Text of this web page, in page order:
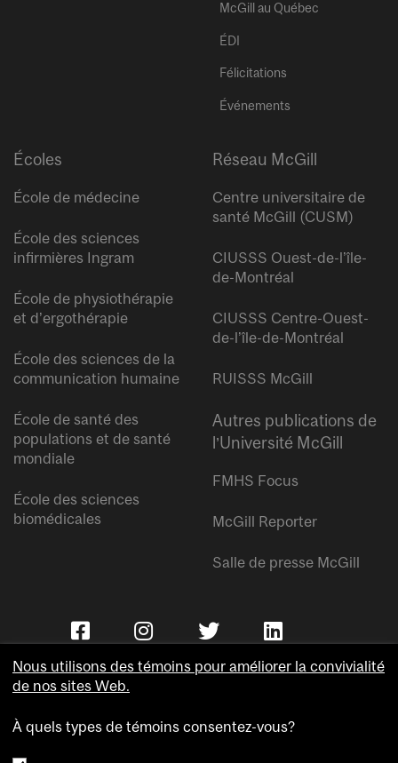
McGill au Québec
ÉDI
Félicitations
Événements
Écoles
École de médecine
École des sciences
infirmières Ingram
École de physiothérapie
et d’ergothérapie
École des sciences de la
communication humaine
École de santé des
populations et de santé
mondiale
École des sciences
biomédicales
Réseau McGill
Centre universitaire de
santé McGill (CUSM)
CIUSSS Ouest-de-l’île-
de-Montréal
CIUSSS Centre-Ouest-
de-l’île-de-Montréal
RUISSS McGill
Autres publications de
l’Université McGill
FMHS Focus
McGill Reporter
Salle de presse McGill
Nous utilisons des témoins pour améliorer la convivialité
de nos sites Web.
À quels types de témoins consentez-vous?